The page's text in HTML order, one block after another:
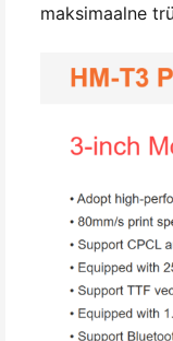
maksimaalne